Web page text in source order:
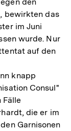
bewirkten das
im Juni
wurde. Nur
auf den
knapp
Consul"
die er im
Garnisonen